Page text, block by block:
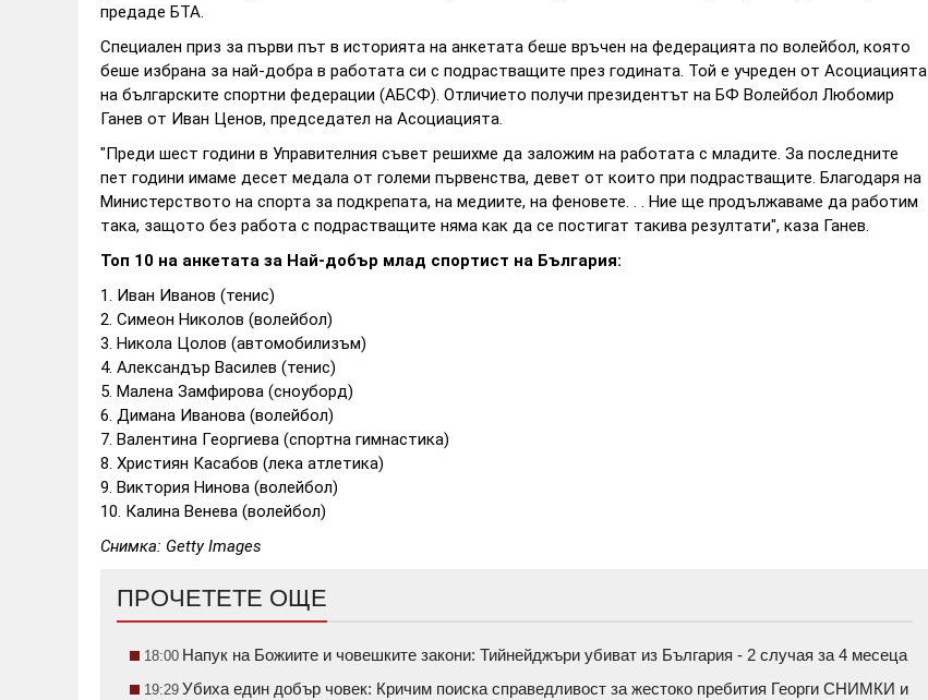
предаде БТА.
Специален приз за първи път в историята на анкетата беше връчен на федерацията по волейбол, която
беше избрана за най-добра в работата си с подрастващите през годината. Той е учреден от Асоциацията
на българските спортни федерации (АБСФ). Отличието получи президентът на БФ Волейбол Любомир
Ганев от Иван Ценов, председател на Асоциацията.
"Преди шест години в Управителния съвет решихме да заложим на работата с младите. За последните
пет години имаме десет медала от големи първенства, девет от които при подрастващите. Благодаря на
Министерството на спорта за подкрепата, на медиите, на феновете. . . Ние ще продължаваме да работим
така, защото без работа с подрастващите няма как да се постигат такива резултати", каза Ганев.
Топ 10 на анкетата за Най-добър млад спортист на България:
1. Иван Иванов (тенис)
2. Симеон Николов (волейбол)
3. Никола Цолов (автомобилизъм)
4. Александър Василев (тенис)
5. Малена Замфирова (сноуборд)
6. Димана Иванова (волейбол)
7. Валентина Георгиева (спортна гимнастика)
8. Християн Касабов (лека атлетика)
9. Виктория Нинова (волейбол)
10. Калина Венева (волейбол)
Снимка: Getty Images
ПРОЧЕТЕТЕ ОЩЕ
18:00 Напук на Божиите и човешките закони: Тийнейджъри убиват из България - 2 случая за 4 месеца
19:29 Убиха един добър човек: Кричим поиска справедливост за жестоко пребития Георги СНИМКИ и